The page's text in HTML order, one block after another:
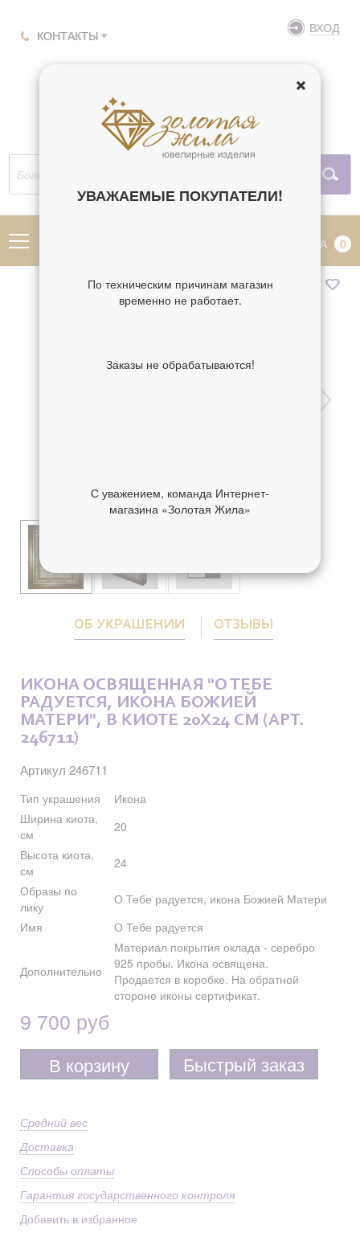
КОНТАКТЫ ВХОД
КОРЗИНА 0
ОБ УКРАШЕНИИ ОТЗЫВЫ
ИКОНА ОСВЯЩЕННАЯ "О ТЕБЕ
РАДУЕТСЯ, ИКОНА БОЖИЕЙ
МАТЕРИ", В КИОТЕ 20X24 СМ (АРТ.
246711)
Артикул 246711
Тип украшения
Икона
Ширина киота,
см
20
Высота киота,
см
24
Образы по
лику
О Тебе радуется, икона Божией Матери
Имя
О Тебе радуется
Дополнительно
Материал покрытия оклада - серебро
925 пробы. Икона освящена.
Продается в коробке. На обратной
стороне иконы сертификат.
9 700 руб
В корзину Быстрый заказ
Средний вес
Доставка
Способы оплаты
Гарантия государственного контроля
Добавить в избранное
УВАЖАЕМЫЕ ПОКУПАТЕЛИ!
По техническим причинам магазин
временно не работает.
Заказы не обрабатываются!
С уважением, команда Интернет-
магазина «Золотая Жила»